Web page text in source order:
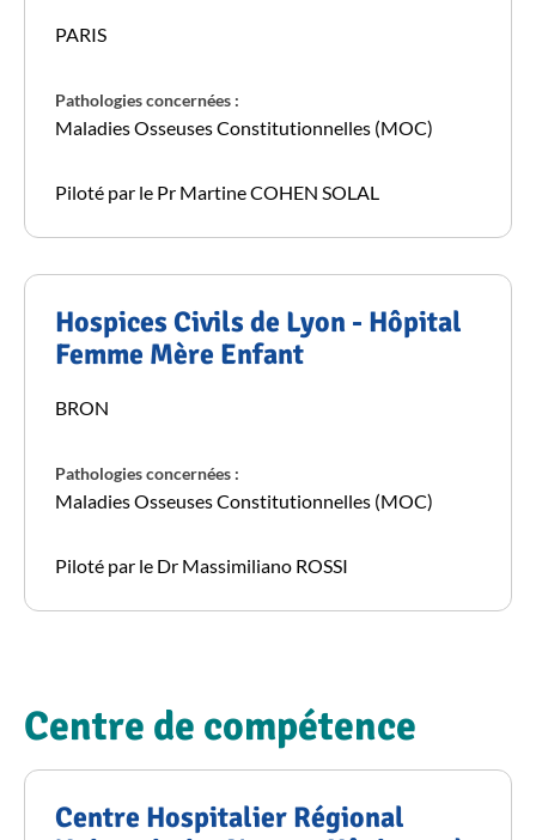
PARIS
Pathologies concernées :
Maladies Osseuses Constitutionnelles (MOC)
Piloté par le Pr Martine COHEN SOLAL
Hospices Civils de Lyon - Hôpital
Femme Mère Enfant
BRON
Pathologies concernées :
Maladies Osseuses Constitutionnelles (MOC)
Piloté par le Dr Massimiliano ROSSI
Centre de compétence
Centre Hospitalier Régional